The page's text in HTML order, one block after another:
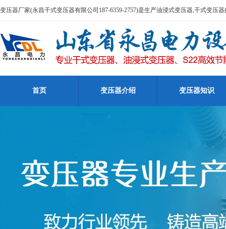
变压器厂家(永昌干式变压器有限公司187-6359-2757)是生产油浸式变压器,干式变压
首页 变压器介绍 变压器知识